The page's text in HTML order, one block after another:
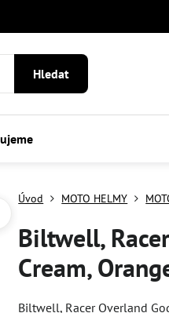
Hledat
Úvod MOTO HELMY
Biltwell,
Cream,
Biltwell, Racer Overland